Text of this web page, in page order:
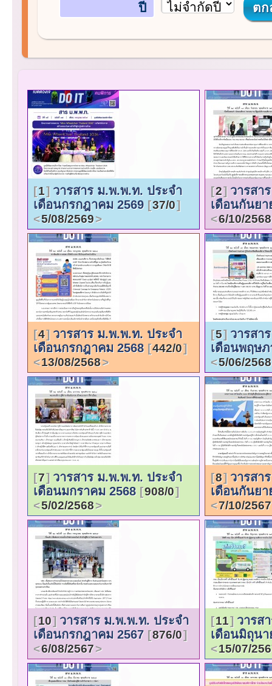
ปี
1
วารสาร ม.พ.พ.ท. ประจำ
เดือนกรกฎาคม 2569
37/0
5/08/2569
2
วารสา
เดือนกันย
6/10/2568
4
วารสาร ม.พ.พ.ท. ประจำ
เดือนกรกฎาคม 2568
442/0
13/08/2568
5
วารสา
เดือนพฤษ
5/06/2568
7
วารสาร ม.พ.พ.ท. ประจำ
เดือนมกราคม 2568
908/0
5/02/2568
8
วารสา
เดือนกันย
7/10/2567
10
วารสาร ม.พ.พ.ท. ประจำ
เดือนกรกฎาคม 2567
876/0
6/08/2567
11
วารส
เดือนมิถุน
15/07/